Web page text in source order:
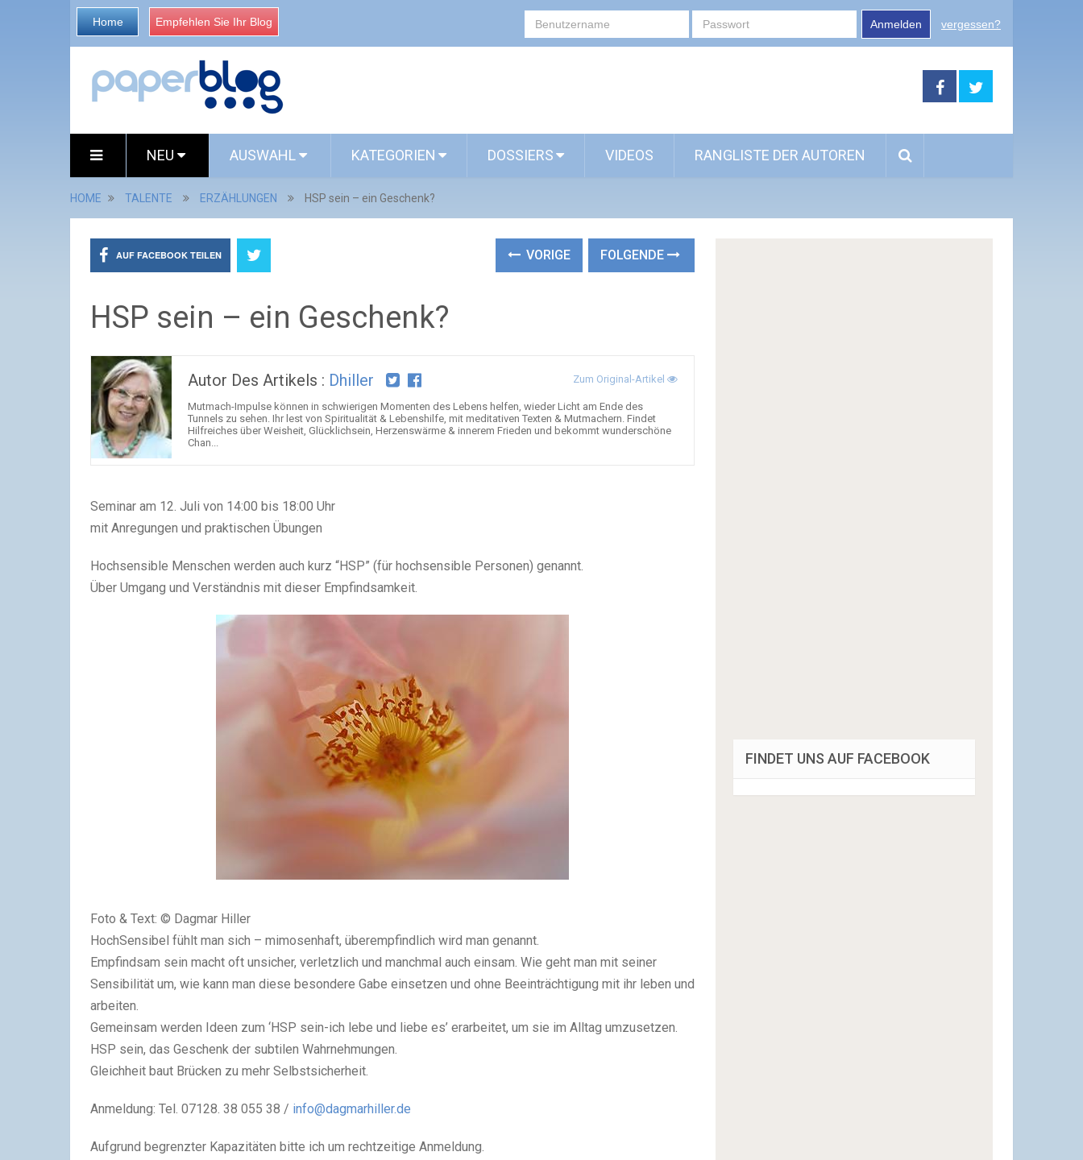
Home Empfehlen Sie Ihr Blog Anmelden vergessen?
NEU AUSWAHL KATEGORIEN DOSSIERS VIDEOS RANGLISTE DER AUTOREN
HOME TALENTE ERZÄHLUNGEN HSP sein – ein Geschenk?
AUF FACEBOOK TEILEN VORIGE FOLGENDE
HSP sein – ein Geschenk?
Autor Des Artikels : Dhiller Zum Original-Artikel
Mutmach-Impulse können in schwierigen Momenten des Lebens helfen, wieder Licht am Ende des
Tunnels zu sehen. Ihr lest von Spiritualität & Lebenshilfe, mit meditativen Texten & Mutmachern. Findet
Hilfreiches über Weisheit, Glücklichsein, Herzenswärme & innerem Frieden und bekommt wunderschöne
Chan...
Seminar am 12. Juli von 14:00 bis 18:00 Uhr
mit Anregungen und praktischen Übungen
Hochsensible Menschen werden auch kurz “HSP” (für hochsensible Personen) genannt.
Über Umgang und Verständnis mit dieser Empfindsamkeit.
Foto & Text: © Dagmar Hiller
HochSensibel fühlt man sich – mimosenhaft, überempfindlich wird man genannt.
Empfindsam sein macht oft unsicher, verletzlich und manchmal auch einsam. Wie geht man mit seiner
Sensibilität um, wie kann man diese besondere Gabe einsetzen und ohne Beeinträchtigung mit ihr leben und
arbeiten.
Gemeinsam werden Ideen zum ‘HSP sein-ich lebe und liebe es’ erarbeitet, um sie im Alltag umzusetzen.
HSP sein, das Geschenk der subtilen Wahrnehmungen.
Gleichheit baut Brücken zu mehr Selbstsicherheit.
Anmeldung: Tel. 07128. 38 055 38 / info@dagmarhiller.de
Aufgrund begrenzter Kapazitäten bitte ich um rechtzeitige Anmeldung.
FINDET UNS AUF FACEBOOK